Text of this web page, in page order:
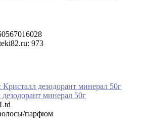
973
минерал 50г
парфюм